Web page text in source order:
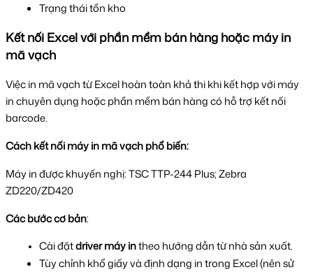
Trạng thái tồn kho
Kết nối Excel với phần mềm bán hàng hoặc máy in
mã vạch
Việc in mã vạch từ Excel hoàn toàn khả thi khi kết hợp với máy
in chuyên dụng hoặc phần mềm bán hàng có hỗ trợ kết nối
barcode.
Cách kết nối máy in mã vạch phổ biến:
Máy in được khuyến nghị: TSC TTP-244 Plus; Zebra
ZD220/ZD420
Các bước cơ bản:
Cài đặt driver máy in theo hướng dẫn từ nhà sản xuất.
Tùy chỉnh khổ giấy và định dạng in trong Excel (nên sử